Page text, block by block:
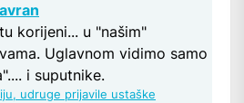
korijeni... u "našim"
Uglavnom vidimo samo
i suputnike.
udruge prijavile ustaške